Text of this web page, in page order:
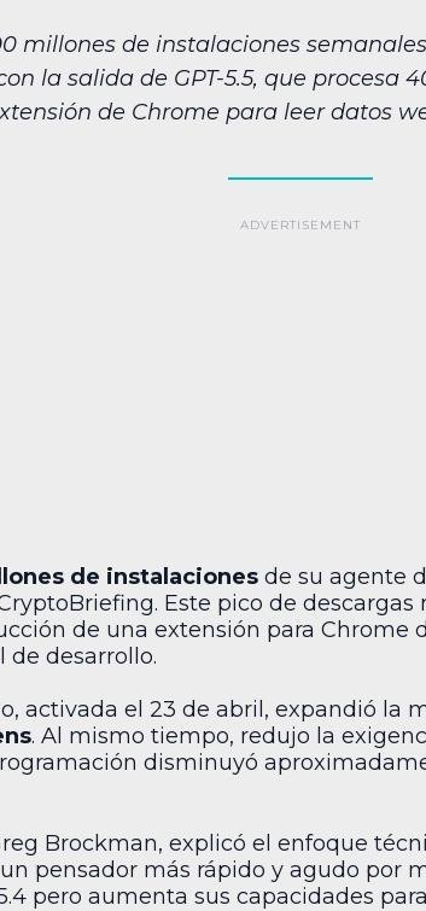
millones de instalaciones
la salida de GPT-5.5, que procesa
de Chrome para leer datos
de instalaciones de su agente
Este pico de
de una extensión para
de desarrollo.
activada el 23 de abril, expandió la
. Al mismo tiempo, redujo la
disminuyó
Brockman, explicó el enfoque
pensador más rápido y agudo por
pero aumenta sus capacidades